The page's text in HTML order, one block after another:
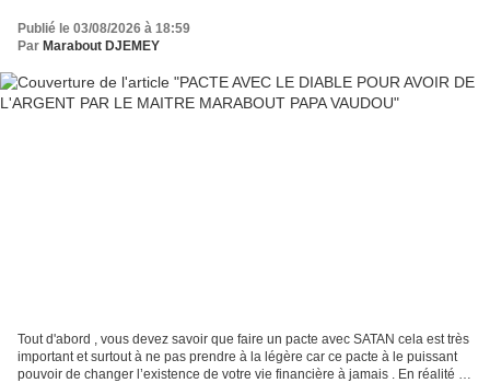
Publié le 03/08/2026 à 18:59
Par Marabout DJEMEY
Tout d'abord , vous devez savoir que faire un pacte avec SATAN cela est très
important et surtout à ne pas prendre à la légère car ce pacte à le puissant
pouvoir de changer l’existence de votre vie financière à jamais . En réalité ,